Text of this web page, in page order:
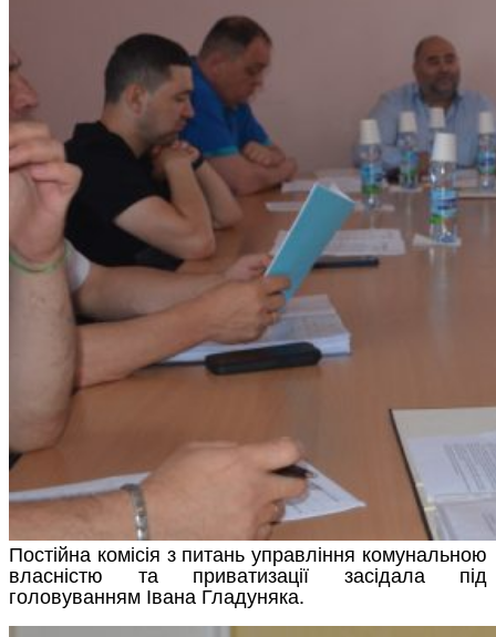
Постійна комісія з питань управління комунальною
власністю та приватизації засідала під
головуванням Івана Гладуняка.